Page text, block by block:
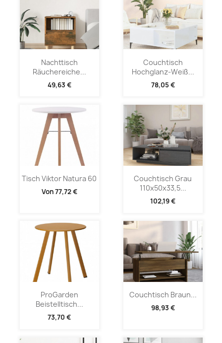
Nachttisch
Räuchereiche...
49,63 €
Couchtisch
Hochglanz-Weiß...
78,05 €
Tisch Viktor Natura 60
Von77,72 €
Couchtisch Grau
110x50x33,5...
102,19 €
ProGarden
Beistelltisch...
73,70 €
Couchtisch Braun...
98,93 €